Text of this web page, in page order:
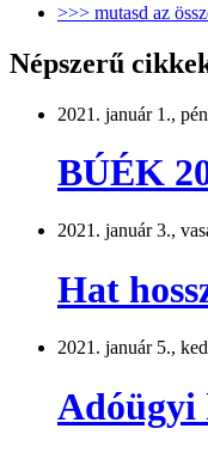
>>> mutasd az
Népszerű
2021. január 1.,
BÚÉK
2021. január 3.,
Hat
2021. január 5.,
Adóügyi